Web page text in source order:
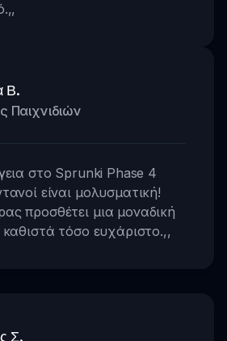
,,
Β.
Παιχνιδιών
στο Sprunki Phase 4
είναι μολυσματική!
προσθέτει μια μοναδική
καθιστά τόσο ευχάριστο.,,
Σ.